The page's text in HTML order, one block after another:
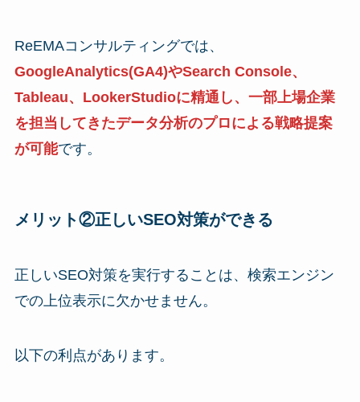
ReEMAコンサルティングでは、
GoogleAnalytics(GA4)やSearch Console、
Tableau、LookerStudioに精通し、一部上場企業
を担当してきたデータ分析のプロによる戦略提案
が可能です。
メリット②正しいSEO対策ができる
正しいSEO対策を実行することは、検索エンジン
での上位表示に欠かせません。
以下の利点があります。